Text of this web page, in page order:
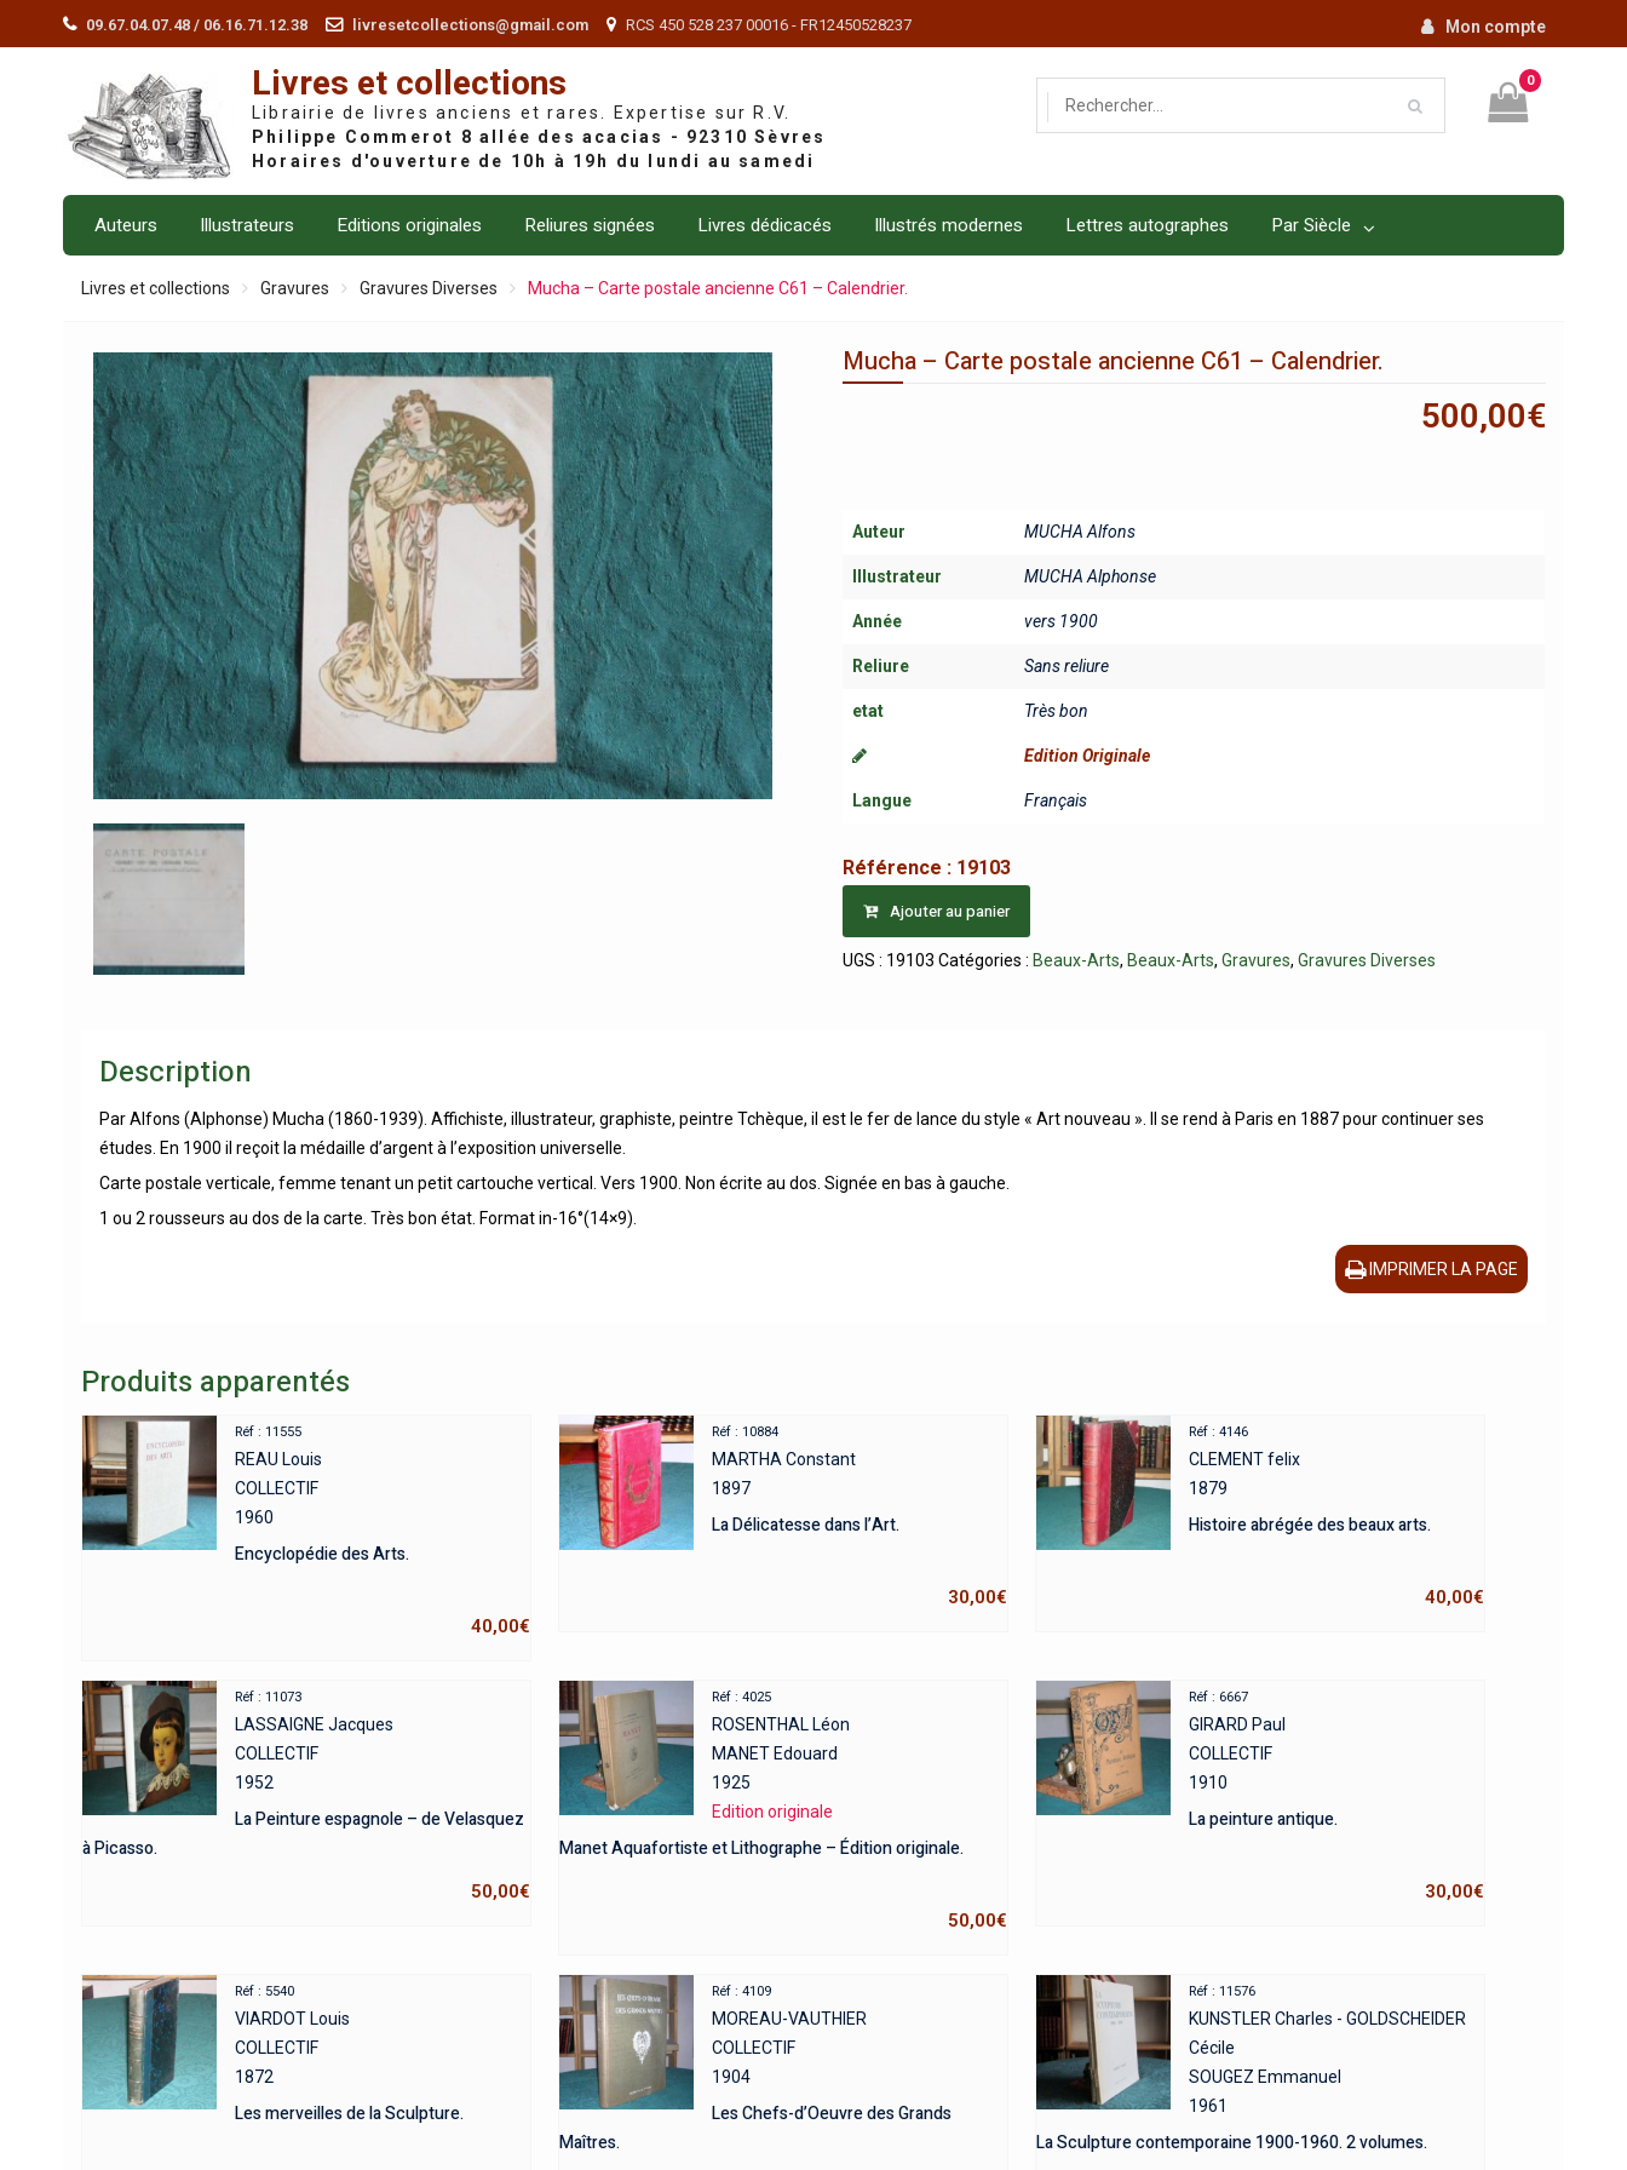
09.67.04.07.48 / 06.16.71.12.38 livresetcollections@gmail.com RCS 450 528 237 00016 - FR12450528237 Mon compte
Livres et collections
Librairie de livres anciens et rares. Expertise sur R.V.
0
Auteurs Illustrateurs Editions originales Reliures signées Livres dédicacés Illustrés modernes Lettres autographes Par Siècle
Livres et collections Gravures Gravures Diverses Mucha – Carte postale ancienne C61 – Calendrier.
Mucha – Carte postale ancienne C61 – Calendrier.
500,00€
Auteur MUCHA Alfons
Illustrateur MUCHA Alphonse
Année vers 1900
Reliure Sans reliure
etat Très bon
Edition Originale
Langue Français
Référence : 19103
Ajouter au panier
UGS : 19103 Catégories : Beaux-Arts, Beaux-Arts,Gravures,Gravures Diverses
Description
Par Alfons (Alphonse) Mucha (1860-1939). Affichiste, illustrateur, graphiste, peintre Tchèque, il est le fer de lance du style « Art nouveau ». Il se rend à Paris en 1887 pour continuer ses
études. En 1900 il reçoit la médaille d’argent à l’exposition universelle.
Carte postale verticale, femme tenant un petit cartouche vertical. Vers 1900. Non écrite au dos. Signée en bas à gauche.
1 ou 2 rousseurs au dos de la carte. Très bon état. Format in-16°(14×9).
IMPRIMER LA PAGE
Produits apparentés
Réf : 11555
REAU Louis
COLLECTIF
1960
Encyclopédie des Arts.
40,00€
Réf : 10884
MARTHA Constant
1897
La Délicatesse dans l’Art.
30,00€
Réf : 4146
CLEMENT felix
1879
Histoire abrégée des beaux arts.
40,00€
Réf : 11073
LASSAIGNE Jacques
COLLECTIF
1952
La Peinture espagnole – de Velasquez
à Picasso.
50,00€
Réf : 4025
ROSENTHAL Léon
MANET Edouard
1925
Edition originale
Manet Aquafortiste et Lithographe – Édition originale.
50,00€
Réf : 6667
GIRARD Paul
COLLECTIF
1910
La peinture antique.
30,00€
Réf : 5540
VIARDOT Louis
COLLECTIF
1872
Les merveilles de la Sculpture.
Réf : 4109
MOREAU-VAUTHIER
COLLECTIF
1904
Les Chefs-d’Oeuvre des Grands
Maîtres.
Réf : 11576
KUNSTLER Charles - GOLDSCHEIDER
Cécile
SOUGEZ Emmanuel
1961
La Sculpture contemporaine 1900-1960. 2 volumes.